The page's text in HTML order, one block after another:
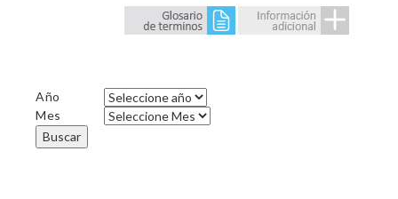
Año
Mes
Buscar